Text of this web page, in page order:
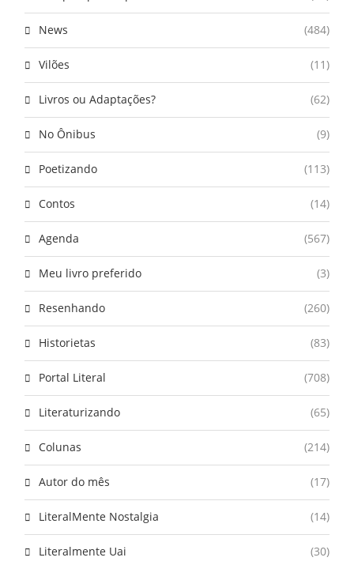
News (484)
Vilões (11)
Livros ou Adaptações? (62)
No Ônibus (9)
Poetizando (113)
Contos (14)
Agenda (567)
Meu livro preferido (3)
Resenhando (260)
Historietas (83)
Portal Literal (708)
Literaturizando (65)
Colunas (214)
Autor do mês (17)
LiteralMente Nostalgia (14)
Literalmente Uai (30)